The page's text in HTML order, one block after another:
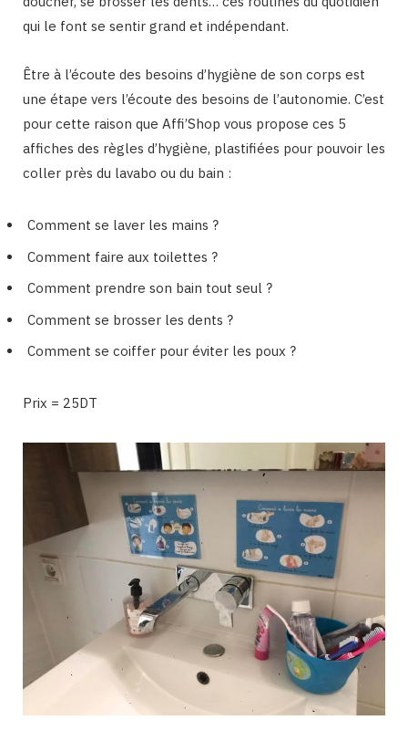
qui le font se sentir grand et indépendant.
Être à l’écoute des besoins d’hygiène de son corps est
une étape vers l’écoute des besoins de l’autonomie. C’est
pour cette raison que Affi’Shop vous propose ces 5
affiches des règles d’hygiène, plastifiées pour pouvoir les
coller près du lavabo ou du bain :
Comment se laver les mains ?
Comment faire aux toilettes ?
Comment prendre son bain tout seul ?
Comment se brosser les dents ?
Comment se coiffer pour éviter les poux ?
Prix = 25DT